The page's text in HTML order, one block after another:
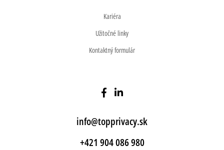
Kariéra
Užitočné linky
Kontaktný formulár
info@topprivacy.sk
+421 904 086 980